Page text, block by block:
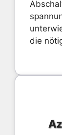
die